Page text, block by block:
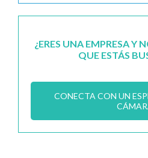
¿ERES UNA EMPRESA Y
QUE ESTÁS
CONECTA CON UN